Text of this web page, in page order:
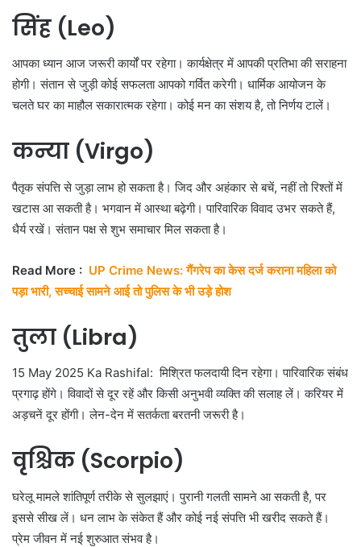
सिंह (Leo)
आपका ध्यान आज जरूरी कार्यों पर रहेगा। कार्यक्षेत्र में आपकी प्रतिभा की सराहना
होगी। संतान से जुड़ी कोई सफलता आपको गर्वित करेगी। धार्मिक आयोजन के
चलते घर का माहौल सकारात्मक रहेगा। कोई मन का संशय है, तो निर्णय टालें।
कन्या (Virgo)
पैतृक संपत्ति से जुड़ा लाभ हो सकता है। जिद और अहंकार से बचें, नहीं तो रिश्तों में
खटास आ सकती है। भगवान में आस्था बढ़ेगी। पारिवारिक विवाद उभर सकते हैं,
धैर्य रखें। संतान पक्ष से शुभ समाचार मिल सकता है।
Read More : UP Crime News: गैंगरेप का केस दर्ज कराना महिला को
पड़ा भारी, सच्चाई सामने आई तो पुलिस के भी उड़े होश
तुला (Libra)
15 May 2025 Ka Rashifal: मिश्रित फलदायी दिन रहेगा। पारिवारिक संबंध
प्रगाढ़ होंगे। विवादों से दूर रहें और किसी अनुभवी व्यक्ति की सलाह लें। करियर में
अड़चनें दूर होंगी। लेन-देन में सतर्कता बरतनी जरूरी है।
वृश्चिक (Scorpio)
घरेलू मामले शांतिपूर्ण तरीके से सुलझाएं। पुरानी गलती सामने आ सकती है, पर
इससे सीख लें। धन लाभ के संकेत हैं और कोई नई संपत्ति भी खरीद सकते हैं।
प्रेम जीवन में नई शुरुआत संभव है।